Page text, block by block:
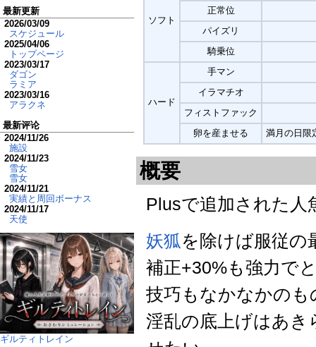
ソフト
正常位
パイズリ
騎乗位
ハード
手マン
イラマチオ
フィストファック
卵を産ませる
満月の日限
概要
Plusで追加された人
妖狐を除けば服従の
補正+30%も強力で
技巧もなかなかの
淫乱の底上げはあ
最新更新
2026/03/09
スケジュール
2025/04/06
トップページ
2023/03/17
ダゴン
ラミア
2023/03/16
アラクネ
最新评论
2024/11/26
施設
2024/11/23
雪女
雪女
2024/11/21
実績と周回ボーナス
2024/11/17
天使
ギルティトレイン